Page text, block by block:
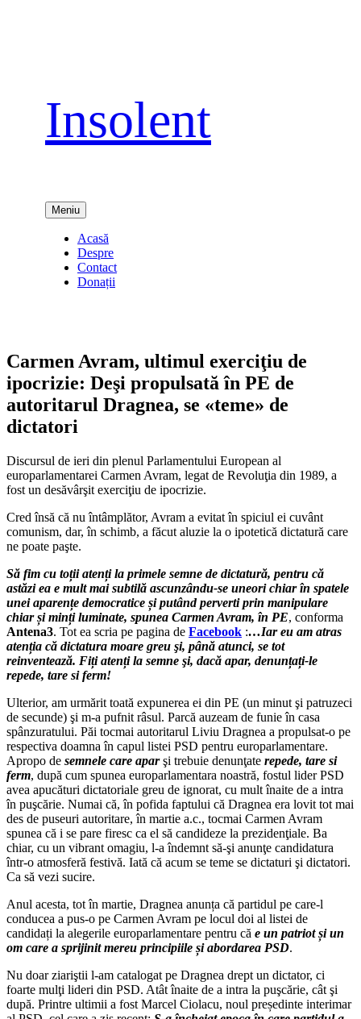
Insolent
Meniu
Acasă
Despre
Contact
Donații
Carmen Avram, ultimul exerciţiu de
ipocrizie: Deşi propulsată în PE de
autoritarul Dragnea, se «teme» de
dictatori
Discursul de ieri din plenul Parlamentului European al
europarlamentarei Carmen Avram, legat de Revoluţia din 1989, a
fost un desăvârşit exerciţiu de ipocrizie.
Cred însă că nu întâmplător, Avram a evitat în spiciul ei cuvânt
comunism, dar, în schimb, a făcut aluzie la o ipotetică dictatură care
ne poate paşte.
Să fim cu toții atenți la primele semne de dictatură, pentru că
astăzi ea e mult mai subtilă ascunzându-se uneori chiar în spatele
unei aparențe democratice și putând perverti prin manipulare
chiar și minți luminate, spunea Carmen Avram, în PE, conforma
Antena3. Tot ea scria pe pagina de Facebook :…Iar eu am atras
atenția că dictatura moare greu şi, până atunci, se tot
reinventează. Fiți atenți la semne şi, dacă apar, denunțați-le
repede, tare si ferm!
Ulterior, am urmărit toată expunerea ei din PE (un minut şi patruzeci
de secunde) şi m-a pufnit râsul. Parcă auzeam de funie în casa
spânzuratului. Păi tocmai autoritarul Liviu Dragnea a propulsat-o pe
respectiva doamna în capul listei PSD pentru europarlamentare.
Apropo de semnele care aparşi trebuie denunţate repede, tare si
ferm, după cum spunea europarlamentara noastră, fostul lider PSD
avea apucături dictatoriale greu de ignorat, cu mult înaite de a intra
în puşcărie. Numai că, în pofida faptului că Dragnea era lovit tot mai
des de puseuri autoritare, în martie a.c., tocmai Carmen Avram
spunea că i se pare firesc ca el să candideze la prezidenţiale. Ba
chiar, cu un vibrant omagiu, l-a îndemnt să-şi anunţe candidatura
într-o atmosferă festivă. Iată că acum se teme se dictaturi şi dictatori.
Ca să vezi sucire.
Anul acesta, tot în martie, Dragnea anunța că partidul pe care-l
conducea a pus-o pe Carmen Avram pe locul doi al listei de
candidați la alegerile europarlamentare pentru că e un patriot și un
om care a sprijinit mereu principiile și abordarea PSD.
Nu doar ziariştii l-am catalogat pe Dragnea drept un dictator, ci
foarte mulţi lideri din PSD. Atât înaite de a intra la puşcărie, cât şi
după. Printre ultimii a fost Marcel Ciolacu, noul președinte interimar